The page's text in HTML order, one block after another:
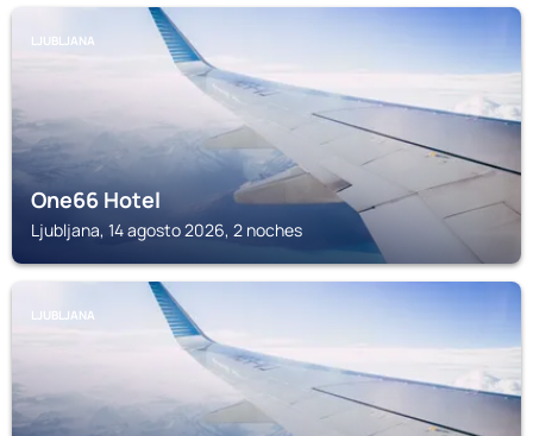
LJUBLJANA
One66 Hotel
Ljubljana, 14 agosto 2026, 2 noches
LJUBLJANA